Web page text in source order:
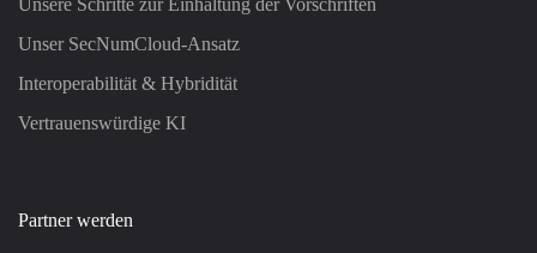
Unsere Schritte zur Einhaltung der Vorschriften
Unser SecNumCloud-Ansatz
Interoperabilität & Hybridität
Vertrauenswürdige KI
Partner werden